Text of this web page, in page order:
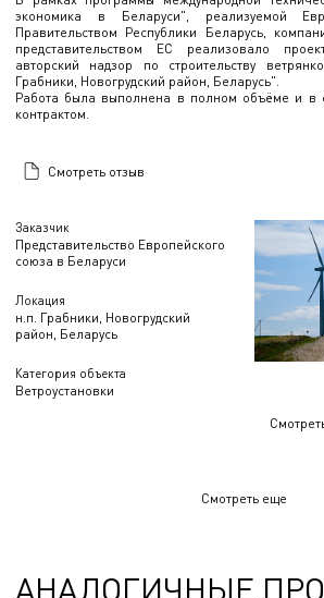
Заказчик
Представительство Европейского
союза в Беларуси
Локация
н.п. Грабники, Новогрудский
район, Беларусь
Категория объекта
Ветроустановки
экономика в Беларуси", реализуемой
Правительством Республики Беларусь,
представительством ЕС реализовало
авторский надзор по строительству
Грабники, Новогрудский район, Беларусь".
Работа была выполнена в полном объёме и в
контрактом.
Смотреть отзыв
Смотреть еще
АНАЛОГИЧНЫЕ